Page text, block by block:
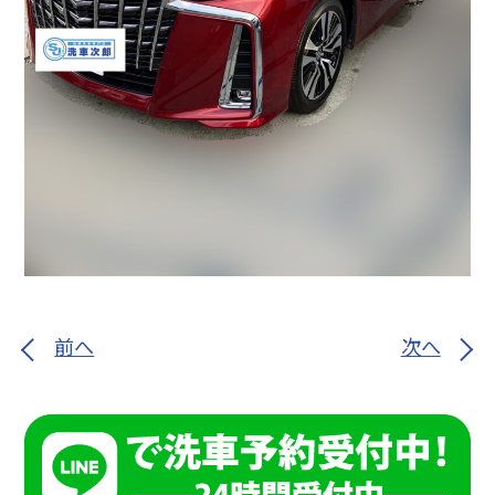
前へ 次へ